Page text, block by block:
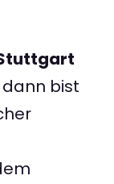
dann bist